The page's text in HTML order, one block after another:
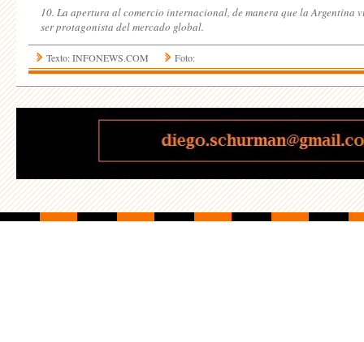
10. La apertura al comercio internacional, de manera que la Argentina
ser protagonista del mercado global.
Texto: INFONEWS.COM Foto: